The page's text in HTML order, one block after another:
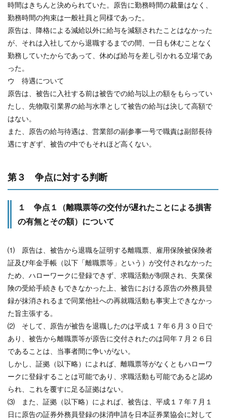
時間はきちんと決められていた。原告に勤務時間の裁量はなく、
勤務時間の拘束は一般社員と同様であった。
原告は、降格による減給以外に給与を減額されたことはなかった
が、それは入社してから退職するまでの間、一日も休むことなく
勤務していたからであって、休めば給与を差し引かれる立場であ
った。
ウ 待遇について
原告は、被告に入社する前は被告での給与以上の額をもらってい
たし、先物取引業界の給与水準として被告の給与は決して高額で
はない。
また、原告の給与待遇は、営業部の副参事一号で職責は副部長待
遇にすぎず、被告の中でもそれほど高くない。
第３ 争点に対する判断
１ 争点１（離職票等の交付が遅れたことによる損害
の有無とその額）について
⑴ 原告は、被告から退職を証明する離職票、雇用保険被保険者
証及び年金手帳（以下「離職票等」という）が交付されなかった
ため、ハローワークに登録できず、求職活動が制限され、失業保
険の受給手続きもできなかった上、被告における原告の外務員登
録が抹消されるまで同業他社への再就職活動も事実上できなかっ
た旨主張する。
⑵ そして、原告が被告を退職したのは平成１７年６月３０日で
あり、被告から離職票等が原告に交付されたのは同年７月２６日
であることは、当事者間に争いがない。
しかし、証拠（以下略）によれば、離職票等がなくともハローワ
ークに登録することは可能であり、求職活動も可能であると認め
られ、これを覆すに足る証拠はない。
⑶ また、証拠（以下略）によれば、被告は、平成１７年７月１
日に原告の証券外務員登録の抹消申請を日本証券業協会に対して